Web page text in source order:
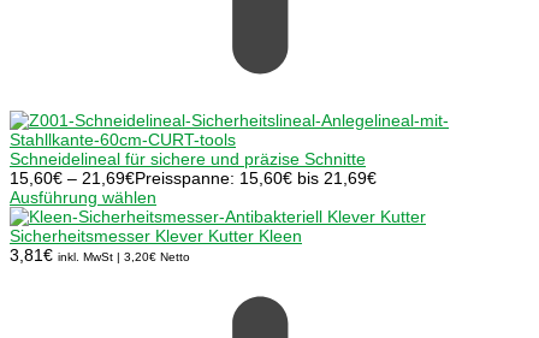
Schneidelineal für sichere und präzise Schnitte
15,60€ – 21,69€Preisspanne: 15,60€ bis 21,69€
Ausführung wählen
Sicherheitsmesser Klever Kutter Kleen
3,81€ inkl. MwSt | 3,20€ Netto